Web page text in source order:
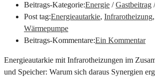
Beitrags-Kategorie:Energie / Gastbeitrag /
Post tag:Energieautarkie, Infrarotheizung,
Wärmepumpe
Beitrags-Kommentare:Ein Kommentar
Energieautarkie mit Infrarotheizungen im
und Speicher: Warum sich daraus Synergien